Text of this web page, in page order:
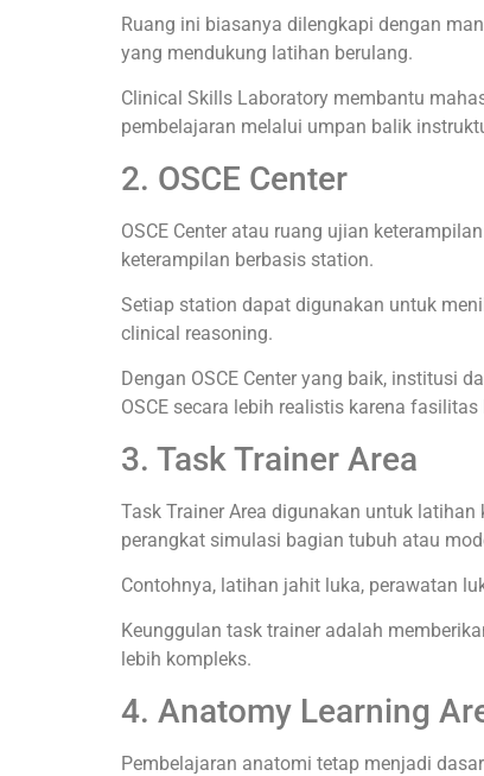
Ruang ini biasanya dilengkapi dengan
yang mendukung latihan berulang.
Clinical Skills Laboratory membantu
pembelajaran melalui umpan balik
2. OSCE Center
OSCE Center atau ruang ujian
keterampilan berbasis station.
Setiap station dapat digunakan untuk
clinical reasoning.
Dengan OSCE Center yang baik, institusi
OSCE secara lebih realistis karena
3. Task Trainer Area
Task Trainer Area digunakan untuk
perangkat simulasi bagian tubuh atau
Contohnya, latihan jahit luka, perawatan
Keunggulan task trainer adalah
lebih kompleks.
4. Anatomy Learning
Pembelajaran anatomi tetap menjadi